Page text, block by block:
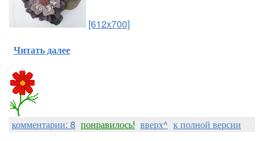
[612x700]
Читать далее
комментарии: 8 понравилось! вверх^ к полной версии